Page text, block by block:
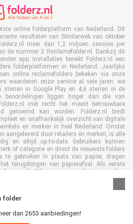
folder
dan 2653 aanbiedingen!
online folderplatform van Nederland. Dit
resultaten van Similarweb van oktober
meer dan 1,2 miljoen sessies per
de nummer 2 Reclamefolder.nl. Dankzij dit
app installaties bereikt Folderz.nl een
folderplatformen in Nederland. Jaarlijks
online reclamefolders bekeken via onze
waarderen onze service al vele jaren: we
sterren in Google Play en 4,6 sterren in de
beoordelingen liggen hoger dan die van
met recht het meest betrouwbare
genoemd kan worden. Folderz.nl biedt
en onafhankelijk overzicht van digitale
en merken in heel Nederland. Omdat
aangeleverd door retailers en merken, is alle
en altijd up-to-date. Gebruikers kunnen
of categorie en direct de nieuwste folders
te gebruiken in plaats van papier, dragen
terugdringen van papierafval. Als eerste
en al 19 jaar specialist in online
duurzame samenwerkingen opgebouwd
zijn we uitgegroeid tot de toonaangevende